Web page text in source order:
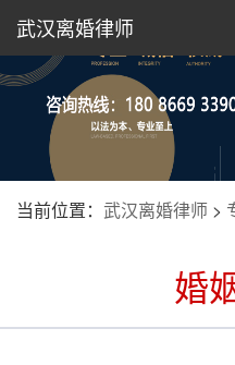
武汉离婚律师
当前位置： 武汉离婚律师 >
婚